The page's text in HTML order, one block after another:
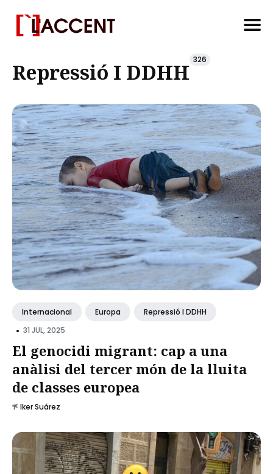
for
Repressió I DDHH 326
Internacional Europa Repressió I DDHH
• 31 JUL, 2025
El genocidi migrant: cap a una
anàlisi del tercer món de la lluita
de classes europea
Iker Suárez